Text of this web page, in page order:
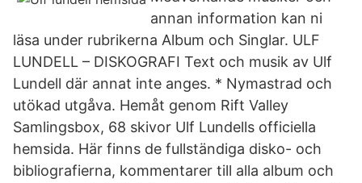
annan information kan ni
läsa under rubrikerna Album och Singlar. ULF
LUNDELL – DISKOGRAFI Text och musik av Ulf
Lundell där annat inte anges. * Nymastrad och
utökad utgåva. Hemåt genom Rift Valley
Samlingsbox, 68 skivor Ulf Lundells officiella
hemsida. Här finns de fullständiga disko- och
bibliografierna, kommentarer till alla album och